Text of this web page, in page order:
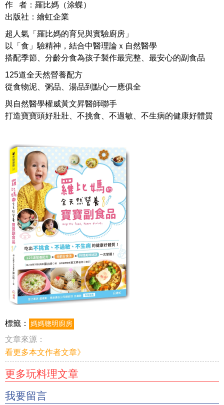
作 者：羅比媽（涂蝶）
出版社：繪虹企業
超人氣「羅比媽的育兒與實驗廚房」
以「食」驗精神，結合中醫理論ｘ自然醫學
搭配季節、分齡分食為孩子製作最完整、最安心的副食品
125道全天然營養配方
從食物泥、粥品、湯品到點心一應俱全
與自然醫學權威黃文昇醫師聯手
打造寶寶頭好壯壯、不挑食、不過敏、不生病的健康好體質
標籤： 媽媽聰明廚房
文章來源：
看更多本文作者文章》
更多玩料理文章
我要留言